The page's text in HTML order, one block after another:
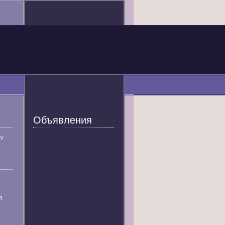
Объявления